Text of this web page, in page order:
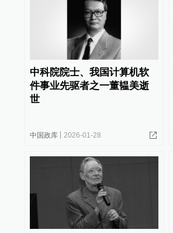
中科院院士、我国计算机软
件事业先驱者之一董韫美逝
世
中国政库 2026-01-28